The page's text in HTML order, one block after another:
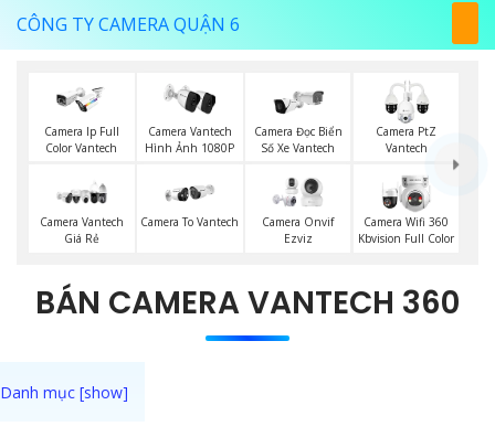
CÔNG TY CAMERA QUẬN 6
Camera Ip Full
Color Vantech
Camera Vantech
Hình Ảnh 1080P
Camera Đọc Biển
Số Xe Vantech
Camera PtZ
Vantech
Camera Vantech
Giá Rẻ
Camera To Vantech
Camera Onvif
Ezviz
Camera Wifi 360
Kbvision Full Color
BÁN CAMERA VANTECH 360